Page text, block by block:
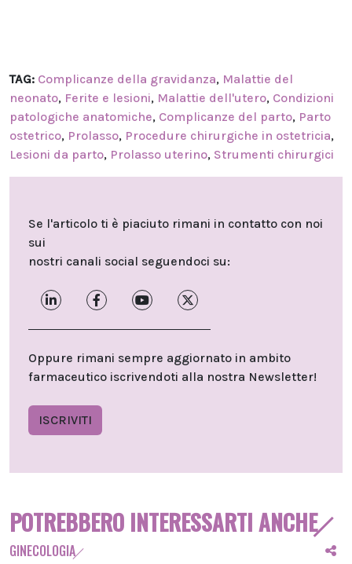
TAG: Complicanze della gravidanza, Malattie del
neonato, Ferite e lesioni, Malattie dell'utero, Condizioni
patologiche anatomiche, Complicanze del parto, Parto
ostetrico, Prolasso, Procedure chirurgiche in ostetricia,
Lesioni da parto, Prolasso uterino, Strumenti chirurgici
Se l'articolo ti è piaciuto rimani in contatto con noi
sui
nostri canali social seguendoci su:
Oppure rimani sempre aggiornato in ambito
farmaceutico iscrivendoti alla nostra Newsletter!
ISCRIVITI
POTREBBERO INTERESSARTI ANCHE
GINECOLOGIA